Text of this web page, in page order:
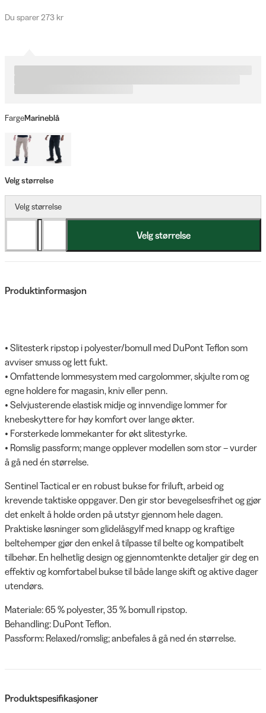
Du sparer 273 kr
FargeMarineblå
Velg størrelse
Velg størrelse
Velg størrelse
Produktinformasjon
• Slitesterk ripstop i polyester/bomull med DuPont Teflon som
avviser smuss og lett fukt.
• Omfattende lommesystem med cargolommer, skjulte rom og
egne holdere for magasin, kniv eller penn.
• Selvjusterende elastisk midje og innvendige lommer for
knebeskyttere for høy komfort over lange økter.
• Forsterkede lommekanter for økt slitestyrke.
• Romslig passform; mange opplever modellen som stor – vurder
å gå ned én størrelse.
Sentinel Tactical er en robust bukse for friluft, arbeid og
krevende taktiske oppgaver. Den gir stor bevegelsesfrihet og gjør
det enkelt å holde orden på utstyr gjennom hele dagen.
Praktiske løsninger som glidelåsgylf med knapp og kraftige
beltehemper gjør den enkel å tilpasse til belte og kompatibelt
tilbehør. En helhetlig design og gjennomtenkte detaljer gir deg en
effektiv og komfortabel bukse til både lange skift og aktive dager
utendørs.
Materiale: 65 % polyester, 35 % bomull ripstop.
Behandling: DuPont Teflon.
Passform: Relaxed/romslig; anbefales å gå ned én størrelse.
Produktspesifikasjoner